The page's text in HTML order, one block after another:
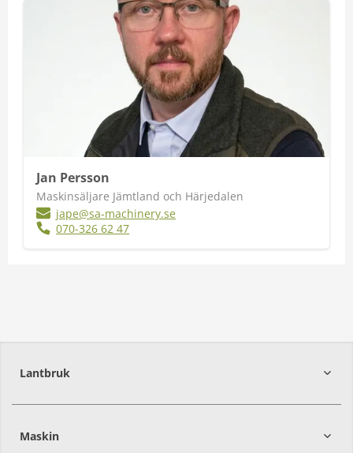
Jan Persson
Maskinsäljare Jämtland och Härjedalen
jape@sa-machinery.se
070-326 62 47
Lantbruk
39239
Maskin